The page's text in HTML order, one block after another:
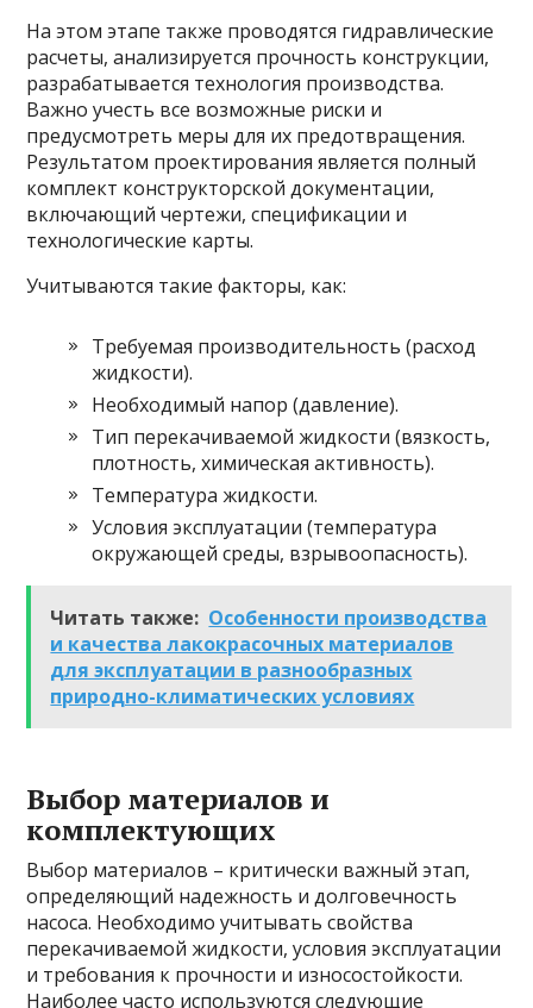
На этом этапе также проводятся гидравлические
расчеты, анализируется прочность конструкции,
разрабатывается технология производства.
Важно учесть все возможные риски и
предусмотреть меры для их предотвращения.
Результатом проектирования является полный
комплект конструкторской документации,
включающий чертежи, спецификации и
технологические карты.
Учитываются такие факторы, как:
Требуемая производительность (расход
жидкости).
Необходимый напор (давление).
Тип перекачиваемой жидкости (вязкость,
плотность, химическая активность).
Температура жидкости.
Условия эксплуатации (температура
окружающей среды, взрывоопасность).
Читать также: Особенности производства
и качества лакокрасочных материалов
для эксплуатации в разнообразных
природно-климатических условиях
Выбор материалов и
комплектующих
Выбор материалов – критически важный этап,
определяющий надежность и долговечность
насоса. Необходимо учитывать свойства
перекачиваемой жидкости, условия эксплуатации
и требования к прочности и износостойкости.
Наиболее часто используются следующие